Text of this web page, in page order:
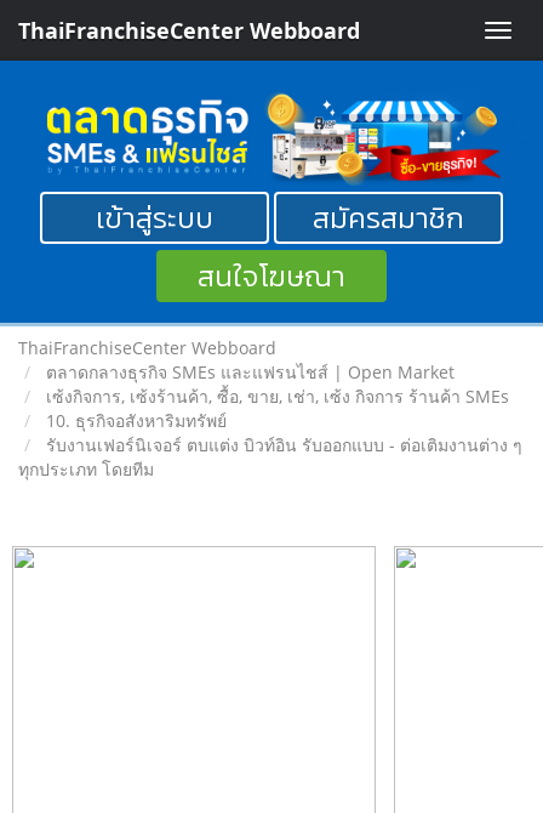
Toggle
ThaiFranchiseCenter Webboard
เข้าสู่ระบบ
สมัครสมาชิก
สนใจโฆษณา
ThaiFranchiseCenter Webboard
ตลาดกลางธุรกิจ SMEs และแฟรนไชส์ | Open Market
เซ้งกิจการ, เซ้งร้านค้า, ซื้อ, ขาย, เช่า, เซ้ง กิจการ ร้านค้า SMEs
10. ธุรกิจอสังหาริมทรัพย์
รับงานเฟอร์นิเจอร์ ตบแต่ง บิวท์อิน รับออกแบบ - ต่อเติมงานต่าง ๆ
ทุกประเภท โดยทีม